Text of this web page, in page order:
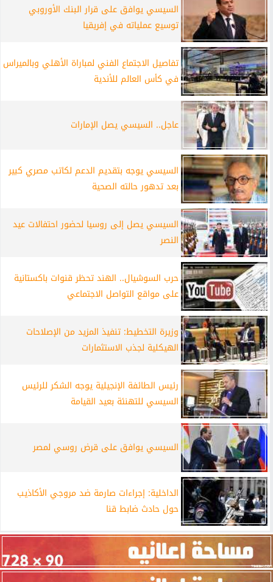
السيسي يوافق على قرار البنك الأوروبي
توسيع عملياته في إفريقيا
تفاصيل الاجتماع الفني لمباراة الأهلي وبالميراس
في كأس العالم للأندية
عاجل.. السيسي يصل الإمارات
السيسي يوجه بتقديم الدعم لكاتب مصري كبير
بعد تدهور حالته الصحية
السيسي يصل إلى روسيا لحضور احتفالات عيد
النصر
حرب السوشيال.. الهند تحظر قنوات باكستانية
على مواقع التواصل الاجتماعي
وزيرة التخطيط: تنفيذ المزيد من الإصلاحات
الهيكلية لجذب الاستثمارات
رئيس الطائفة الإنجيلية يوجه الشكر للرئيس
السيسي للتهنئة بعيد القيامة
السيسي يوافق على قرض روسي لمصر
الداخلية: إجراءات صارمة ضد مروجي الأكاذيب
حول حادث ضابط قنا